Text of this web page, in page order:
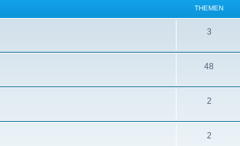
THEMEN
3
48
2
2